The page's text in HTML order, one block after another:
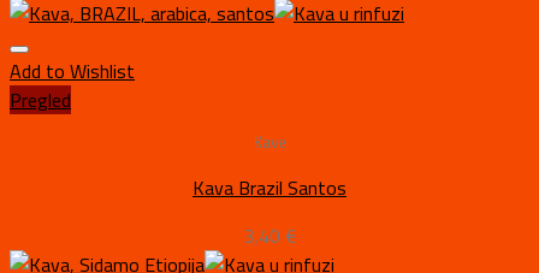
Add to Wishlist
Pregled
Kave
Kava Brazil Santos
3,40 €